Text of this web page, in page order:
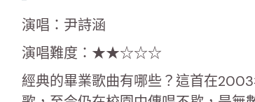
演唱：尹詩涵
演唱難度：★★☆☆☆
經典的畢業歌曲有哪些？這首在